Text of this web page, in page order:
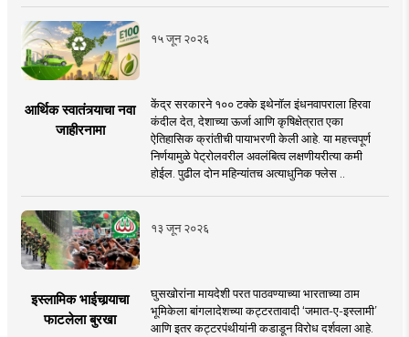
१५ जून २०२६
आर्थिक स्वातंत्र्याचा नवा
जाहीरनामा
केंद्र सरकारने १०० टक्के इथेनॉल इंधनवापराला हिरवा
कंदील देत, देशाच्या ऊर्जा आणि कृषिक्षेत्रात एका
ऐतिहासिक क्रांतीची पायाभरणी केली आहे. या महत्त्वपूर्ण
निर्णयामुळे पेट्रोलवरील अवलंबित्व लक्षणीयरीत्या कमी
होईल. पुढील दोन महिन्यांतच अत्याधुनिक फ्लेस ..
१३ जून २०२६
इस्लामिक भाईचार्‍याचा
फाटलेला बुरखा
घुसखोरांना मायदेशी परत पाठवण्याच्या भारताच्या ठाम
भूमिकेला बांगलादेशच्या कट्टरतावादी ‘जमात-ए-इस्लामी’
आणि इतर कट्टरपंथीयांनी कडाडून विरोध दर्शवला आहे.